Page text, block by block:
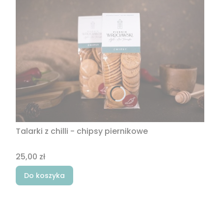
Talarki z chilli - chipsy piernikowe
Cena
25,00 zł
Do koszyka